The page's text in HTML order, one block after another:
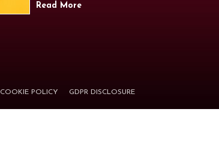
Read More
COOKIE POLICY GDPR DISCLOSURE